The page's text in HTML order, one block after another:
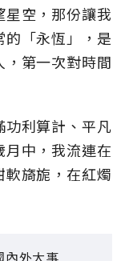
空，那份讓我
「永恆」，是
第一次對時間
利算計、平凡
中，我流連在
旖旎，在紅燭
內外大事